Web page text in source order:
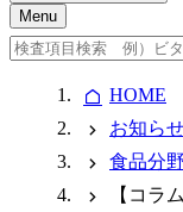
Menu
HOME
お知ら
食品分
【コラ